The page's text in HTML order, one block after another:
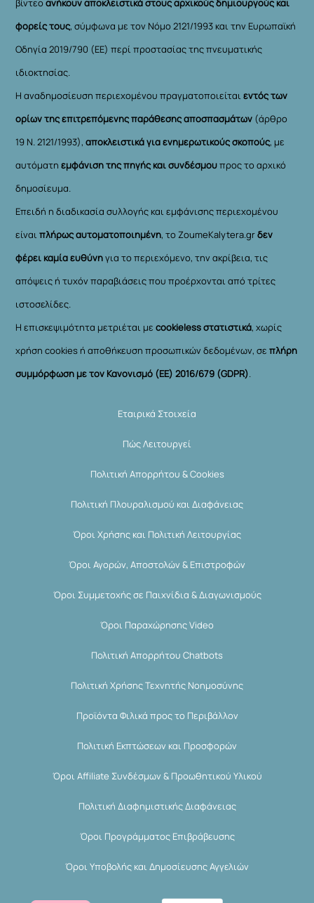
βίντεοανήκουν αποκλειστικά στους αρχικούς δημιουργούς και
φορείς τους, σύμφωνα με τον Νόμο 2121/1993 και την Ευρωπαϊκή
Οδηγία 2019/790 (ΕΕ) περί προστασίας της πνευματικής
ιδιοκτησίας.
Η αναδημοσίευση περιεχομένου πραγματοποιείταιεντός των
ορίων της επιτρεπόμενης παράθεσης αποσπασμάτων (άρθρο
19 Ν. 2121/1993), αποκλειστικά για ενημερωτικούς σκοπούς, με
αυτόματηεμφάνιση της πηγής και συνδέσμουπρος το αρχικό
δημοσίευμα.
Επειδή η διαδικασία συλλογής και εμφάνισης περιεχομένου
είναιπλήρως αυτοματοποιημένη, το ZoumeKalytera.grδεν
φέρει καμία ευθύνηγια το περιεχόμενο, την ακρίβεια, τις
απόψεις ή τυχόν παραβιάσεις που προέρχονται από τρίτες
ιστοσελίδες.
Η επισκεψιμότητα μετριέται μεcookieless στατιστικά, χωρίς
χρήση cookies ή αποθήκευση προσωπικών δεδομένων, σεπλήρη
συμμόρφωση με τον Κανονισμό (ΕΕ) 2016/679 (GDPR).
Εταιρικά Στοιχεία
Πώς Λειτουργεί
Πολιτική Απορρήτου & Cookies
Πολιτική Πλουραλισμού και Διαφάνειας
Όροι Χρήσης και Πολιτική Λειτουργίας
Όροι Αγορών, Αποστολών & Επιστροφών
Όροι Συμμετοχής σε Παιχνίδια & Διαγωνισμούς
Όροι Παραχώρησης Video
Πολιτική Απορρήτου Chatbots
Πολιτική Χρήσης Τεχνητής Νοημοσύνης
Προϊόντα Φιλικά προς το Περιβάλλον
Πολιτική Εκπτώσεων και Προσφορών
Όροι Affiliate Συνδέσμων & Προωθητικού Υλικού
Πολιτική Διαφημιστικής Διαφάνειας
Όροι Προγράμματος Επιβράβευσης
Όροι Υποβολής και Δημοσίευσης Αγγελιών